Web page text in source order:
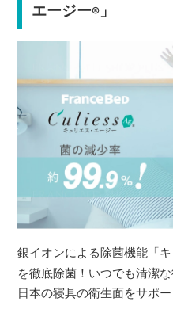
エージー®」
銀イオンによる除菌機能「
を徹底除菌！いつでも清潔
日本の寝具の衛生面をサポー